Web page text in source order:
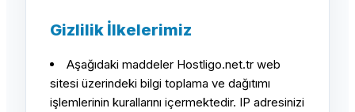
Gizlilik İlkelerimiz
Aşağıdaki maddeler Hostligo.net.tr web
sitesi üzerindeki bilgi toplama ve dağıtımı
işlemlerinin kurallarını içermektedir. IP adresinizi